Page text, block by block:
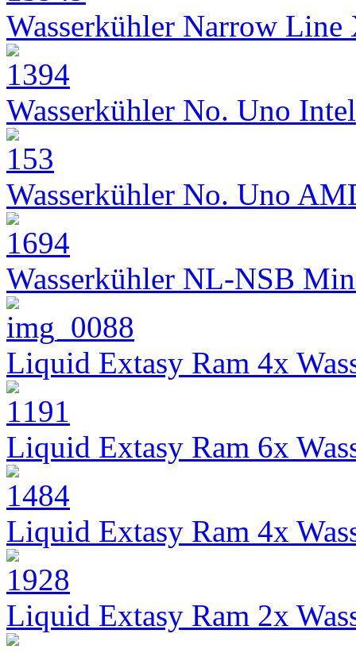
Wasserkühler Narrow
Wasserkühler No. Uno Intel
Wasserkühler No. Uno
Wasserkühler NL-NSB
Liquid Extasy Ram 4x
Liquid Extasy Ram 6x
Liquid Extasy Ram 4x
Liquid Extasy Ram 2x